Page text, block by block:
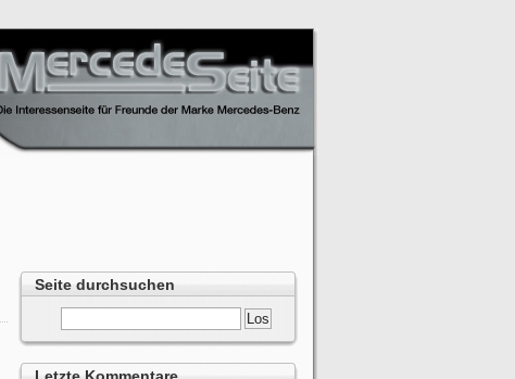
Seite durchsuchen